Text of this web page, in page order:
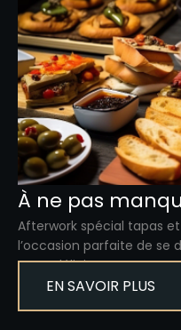
À ne pas
Afterwork spécial tapas
l’occasion parfaite de se
mets délicieux !
EN SAVOIR PLUS